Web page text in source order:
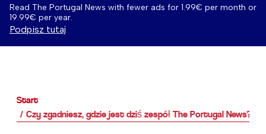
Read The Portugal News with fewer ads for 1.99€ per month or
19.99€ per year.
Podpisz tutaj
Start
Czy zgadniesz, gdzie jest dziś zespół The Portugal News?